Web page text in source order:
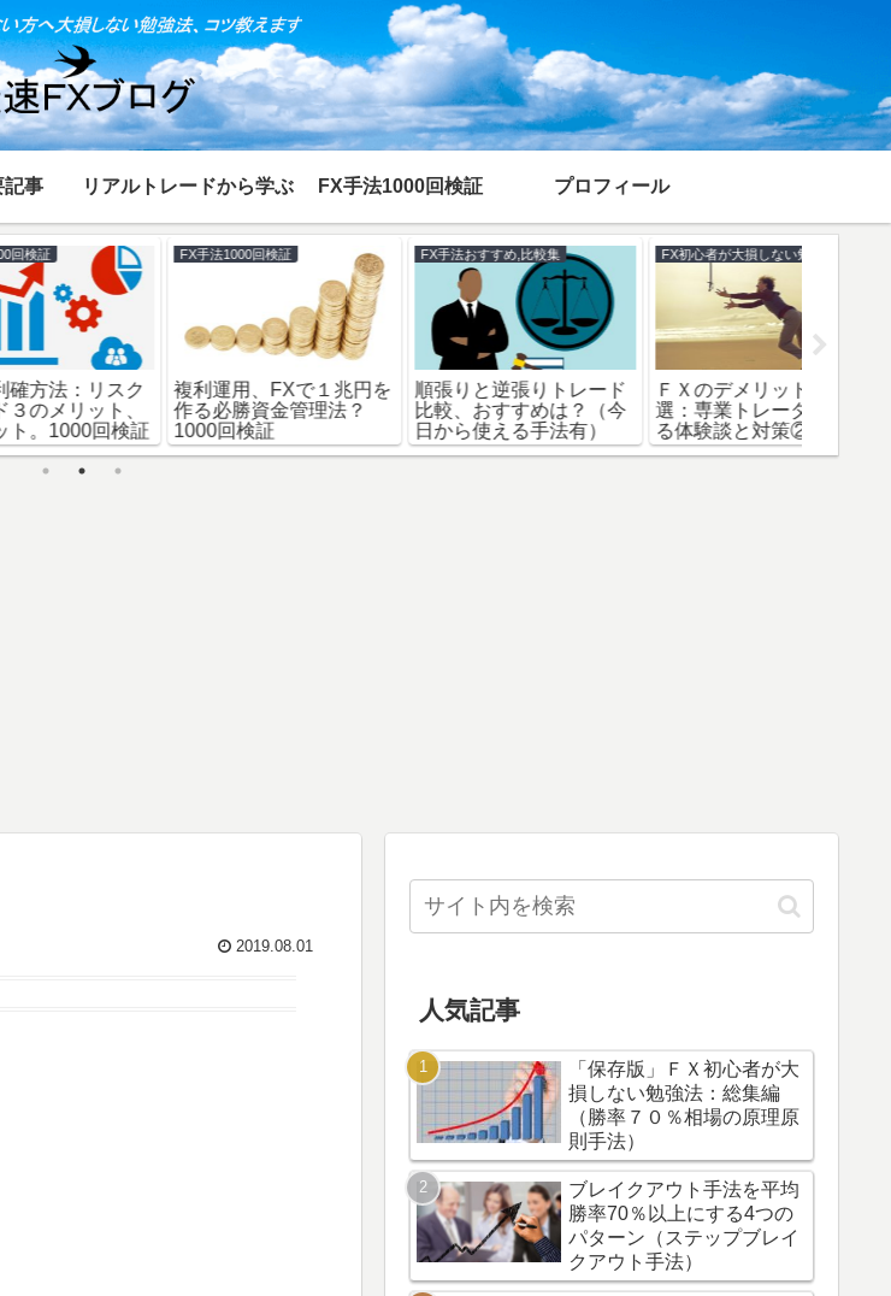
事 リアルトレードから学ぶ FX手法1000回検証 プロフィール
FX初心者が大損しない勉強法
１２
ーが語
「予想
最速 重要記事
ＩＦＯ注文：ＦＸで大損
を防ぎ、最速で儲かる注
文方法
FX手法おすすめ,比較集
ブレイクアウト手法を平
均勝率70％以上にする4
つのパターン（ステップ
ブレイクアウト手法）
最速 重要記事
15分足反発手法：勝率
60％を誇るスキャルピン
グ手法①（概要編）
2019.08.01
人気記事
「保存版」ＦＸ初心者が大
損しない勉強法：総集編
（勝率７０％相場の原理原
則手法）
ブレイクアウト手法を平均
勝率70％以上にする4つの
パターン（ステップブレイ
クアウト手法）